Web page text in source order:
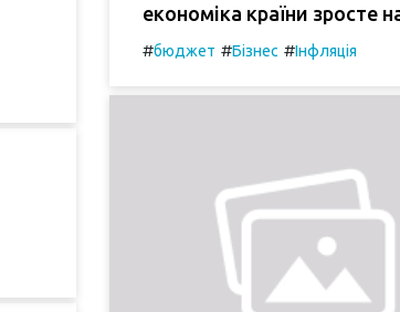
економіка країни зросте
#бюджет #Бізнес #Інфляція